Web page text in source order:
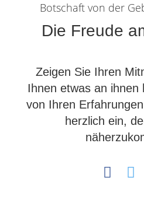
Botschaft von der
Die Freude
Zeigen Sie Ihren
Ihnen etwas an ihnen
von Ihren
herzlich ein,